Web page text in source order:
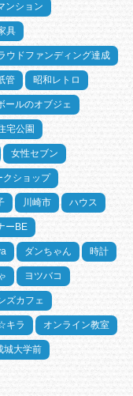
ンション
具
ウドファンディング達成
管 昭和レトロ
ールのオブジェ
宅公園
女性セブン
クショップ
川崎市 ハウス
ーBE
ダンちゃん 時計
ヨツバコ
ズカフェ
キラ オンライン教室
城大学前